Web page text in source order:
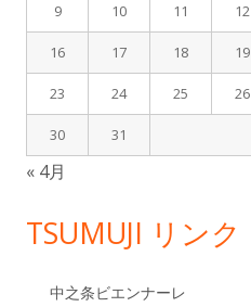
9 10 11 12
16 17 18 19
23 24 25 26
30 31
« 4月
TSUMUJI リンク
中之条ビエンナーレ